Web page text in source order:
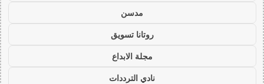
مدسن
روتانا تسويق
مجلة الابداع
نادي الترددات